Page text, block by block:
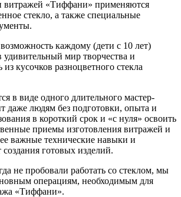
витражей «Тиффани» применяются
стекло, а также специальные
каждому (дети с 10 лет)
удивительный мир творчества и
из кусочков разноцветного стекла
в виде одного длительного мастер-
даже людям без подготовки, опыта и
в короткий срок и «с нуля» освоить
приемы изготовления витражей и
важные технические навыки и
готовых изделий.
не пробовали работать со стеклом, мы
операциям, необходимым для
«Тиффани».